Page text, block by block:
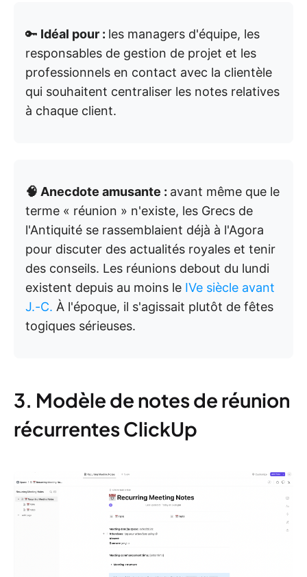
🔑 Idéal pour : les managers d'équipe, les
responsables de gestion de projet et les
professionnels en contact avec la clientèle
qui souhaitent centraliser les notes relatives
à chaque client.
🧠 Anecdote amusante : avant même que le
terme « réunion » n'existe, les Grecs de
l'Antiquité se rassemblaient déjà à l'Agora
pour discuter des actualités royales et tenir
des conseils. Les réunions debout du lundi
existent depuis au moins le IVe siècle avant
J.-C. À l'époque, il s'agissait plutôt de fêtes
togiques sérieuses.
3. Modèle de notes de réunion
récurrentes ClickUp